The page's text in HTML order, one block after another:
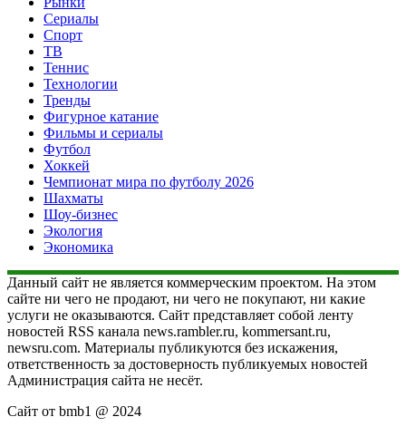
Сериалы
Спорт
ТВ
Теннис
Технологии
Тренды
Фигурное катание
Фильмы и сериалы
Футбол
Хоккей
Чемпионат мира по футболу 2026
Шахматы
Шоу-бизнес
Экология
Экономика
Данный сайт не является коммерческим проектом. На этом
сайте ни чего не продают, ни чего не покупают, ни какие
услуги не оказываются. Сайт представляет собой ленту
новостей RSS канала news.rambler.ru, kommersant.ru,
newsru.com. Материалы публикуются без искажения,
ответственность за достоверность публикуемых новостей
Администрация сайта не несёт.
Сайт от bmb1 @ 2024